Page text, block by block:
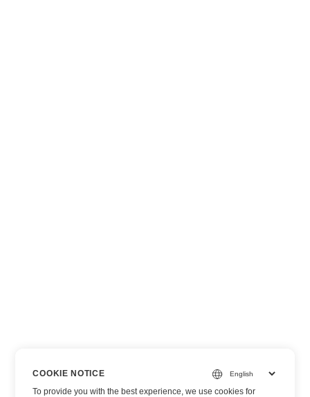
COOKIE NOTICE
To provide you with the best experience, we use cookies for